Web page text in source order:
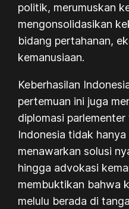
politik, merumuskan
mengonsolidasikan
bidang pertahanan,
kemanusiaan.
Keberhasilan
pertemuan ini juga
diplomasi
Indonesia tidak
menawarkan solusi
hingga advokasi
membuktikan bahwa
melulu berada di